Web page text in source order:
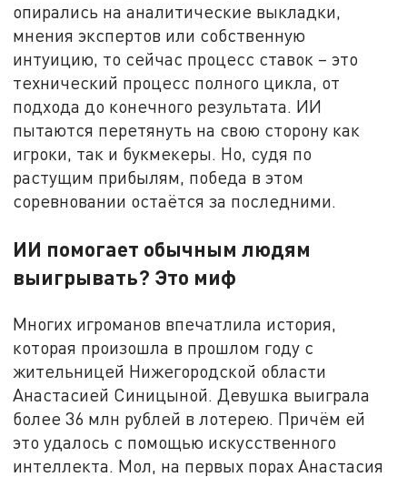
опирались на аналитические выкладки,
мнения экспертов или собственную
интуицию, то сейчас процесс ставок – это
технический процесс полного цикла, от
подхода до конечного результата. ИИ
пытаются перетянуть на свою сторону как
игроки, так и букмекеры. Но, судя по
растущим прибылям, победа в этом
соревновании остаётся за последними.
ИИ помогает обычным людям
выигрывать? Это миф
Многих игроманов впечатлила история,
которая произошла в прошлом году с
жительницей Нижегородской области
Анастасией Синицыной. Девушка выиграла
более 36 млн рублей в лотерею. Причём ей
это удалось с помощью искусственного
интеллекта. Мол, на первых порах Анастасия